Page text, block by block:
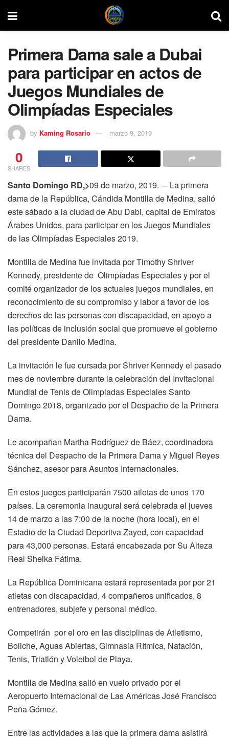
Primera Dama sale a Dubai
para participar en actos de
Juegos Mundiales de
Olimpíadas Especiales
by Kaming Rosario marzo 9, 2019
0
SHARES
Santo Domingo RD,>09 de marzo, 2019. – La primera
dama de la República, Cándida Montilla de Medina, salió
este sábado a la ciudad de Abu Dabi, capital de Emiratos
Árabes Unidos, para participar en los Juegos Mundiales
de las Olimpíadas Especiales 2019.
Montilla de Medina fue invitada por Timothy Shriver
Kennedy, presidente de Olimpíadas Especiales y por el
comité organizador de los actuales juegos mundiales, en
reconocimiento de su compromiso y labor a favor de los
derechos de las personas con discapacidad, en apoyo a
las políticas de inclusión social que promueve el gobierno
del presidente Danilo Medina.
La invitación le fue cursada por Shriver Kennedy el pasado
mes de noviembre durante la celebración del Invitacional
Mundial de Tenis de Olimpiadas Especiales Santo
Domingo 2018, organizado por el Despacho de la Primera
Dama.
Le acompañan Martha Rodríguez de Báez, coordinadora
técnica del Despacho de la Primera Dama y Miguel Reyes
Sánchez, asesor para Asuntos Internacionales.
En estos juegos participarán 7500 atletas de unos 170
países. La ceremonia inaugural será celebrada el jueves
14 de marzo a las 7:00 de la noche (hora local), en el
Estadio de la Ciudad Deportiva Zayed, con capacidad
para 43,000 personas. Estará encabezada por Su Alteza
Real Sheika Fátima.
La República Dominicana estará representada por por 21
atletas con discapacidad, 4 compañeros unificados, 8
entrenadores, subjefe y personal médico.
Competirán por el oro en las disciplinas de Atletismo,
Boliche, Aguas Abiertas, Gimnasia Rítmica, Natación,
Tenis, Triatlón y Voleibol de Playa.
Montilla de Medina salió en vuelo privado por el
Aeropuerto Internacional de Las Américas José Francisco
Peña Gómez.
Entre las actividades a las que la primera dama asistirá